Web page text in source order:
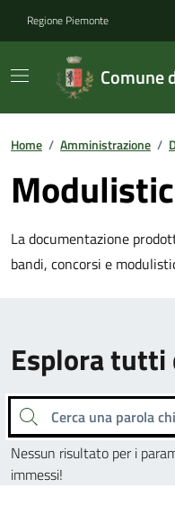
Regione Piemonte
Comune
Home / Amministrazione /
La documentazione
bandi, concorsi e
Esplora
Cerca una parola chiave
Nessun risultato per i
immessi!